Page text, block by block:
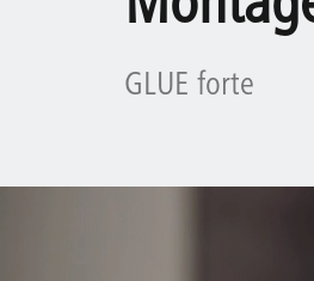
GLUE forte